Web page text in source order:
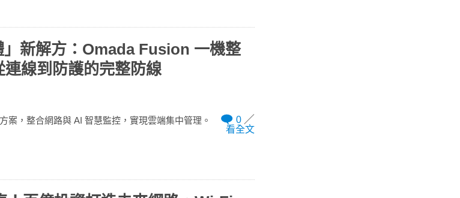
新解方：Omada Fusion 一機整
線到防護的完整防線
案，整合網路與 AI 智慧監控，實現雲端集中管理。
0
看全文